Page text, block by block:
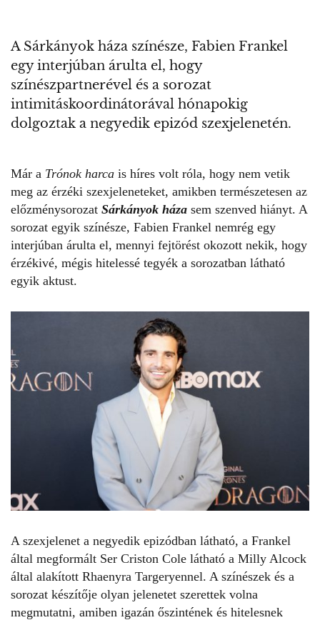
A Sárkányok háza színésze, Fabien Frankel
egy interjúban árulta el, hogy
színészpartnerével és a sorozat
intimitáskoordinátorával hónapokig
dolgoztak a negyedik epizód szexjelenetén.
Már a Trónok harca is híres volt róla, hogy nem vetik
meg az érzéki szexjeleneteket, amikben természetesen az
előzménysorozat Sárkányok háza sem szenved hiányt. A
sorozat egyik színésze, Fabien Frankel nemrég egy
interjúban árulta el, mennyi fejtörést okozott nekik, hogy
érzékivé, mégis hitelessé tegyék a sorozatban látható
egyik aktust.
A szexjelenet a negyedik epizódban látható, a Frankel
által megformált Ser Criston Cole látható a Milly Alcock
által alakított Rhaenyra Targeryennel. A színészek és a
sorozat készítője olyan jelenetet szerettek volna
megmutatni, amiben igazán őszintének és hitelesnek